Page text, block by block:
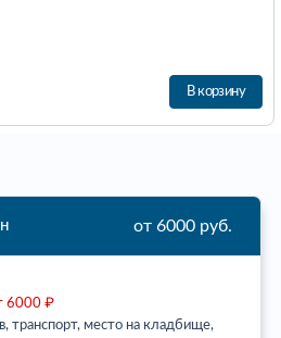
В корзину
от 6000 руб.
6000 ₽
транспорт, место на кладбище,